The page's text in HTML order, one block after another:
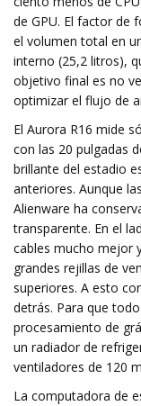
de GPU. El factor de
el volumen total en
interno (25,2 litros),
objetivo final es no
optimizar el flujo de
El Aurora R16 mide
con las 20 pulgadas
brillante del estadio
anteriores. Aunque
Alienware ha
transparente. En el
cables mucho mejor
grandes rejillas de
superiores. A esto
detrás. Para que
procesamiento de
un radiador de
ventiladores de 120
La computadora de